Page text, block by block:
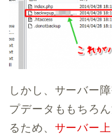
しかし、サーバー
プデータももちろ
るため、 サーバー